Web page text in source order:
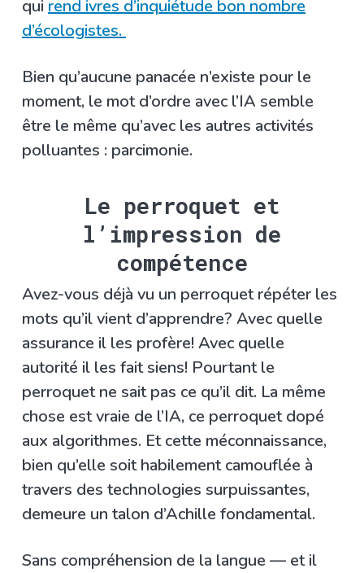
qui rend ivres d’inquiétude bon nombre
d’écologistes.
Bien qu’aucune panacée n’existe pour le
moment, le mot d’ordre avec l’IA semble
être le même qu’avec les autres activités
polluantes : parcimonie.
Le perroquet et
l’impression de
compétence
Avez-vous déjà vu un perroquet répéter les
mots qu’il vient d’apprendre? Avec quelle
assurance il les profère! Avec quelle
autorité il les fait siens! Pourtant le
perroquet ne sait pas ce qu’il dit. La même
chose est vraie de l’IA, ce perroquet dopé
aux algorithmes. Et cette méconnaissance,
bien qu’elle soit habilement camouflée à
travers des technologies surpuissantes,
demeure un talon d’Achille fondamental.
Sans compréhension de la langue — et il